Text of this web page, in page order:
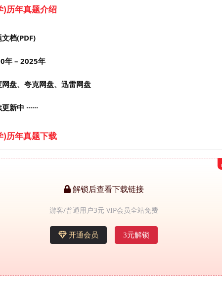
)历年真题介绍
档(PDF)
年 – 2025年
网盘、夸克网盘、迅雷网盘
新中 ······
)历年真题下载
解锁后查看下载链接
游客/普通用户3元 VIP会员全站免费
开通会员 3元解锁